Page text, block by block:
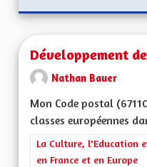
Développement
Nathan Bauer
Mon Code postal
classes européennes
Filtrer les résultats de
La Culture, l'Education
en France et en Europe